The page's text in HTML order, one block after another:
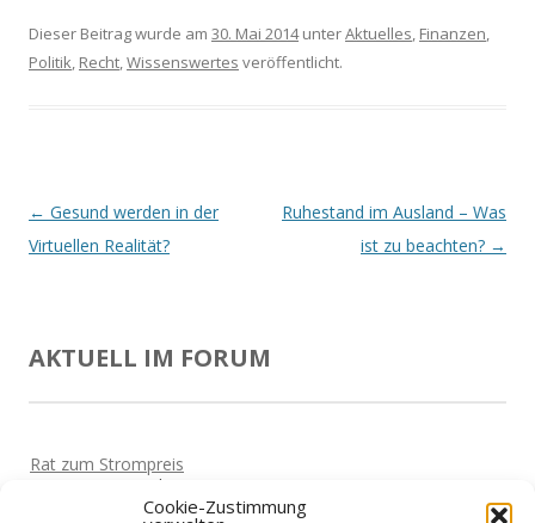
Cookie-Zustimmung
Dieser Beitrag wurde am 30. Mai 2014unterAktuelles, Finanzen,
Politik, Recht,Wissenswertes veröffentlicht.
Beitrags-
Navigation
← Gesund werden in der
Virtuellen Realität?
Ruhestand im Ausland – Was
ist zu beachten? →
AKTUELL IM FORUM
Rat zum Strompreis
Vor 5 Jahren